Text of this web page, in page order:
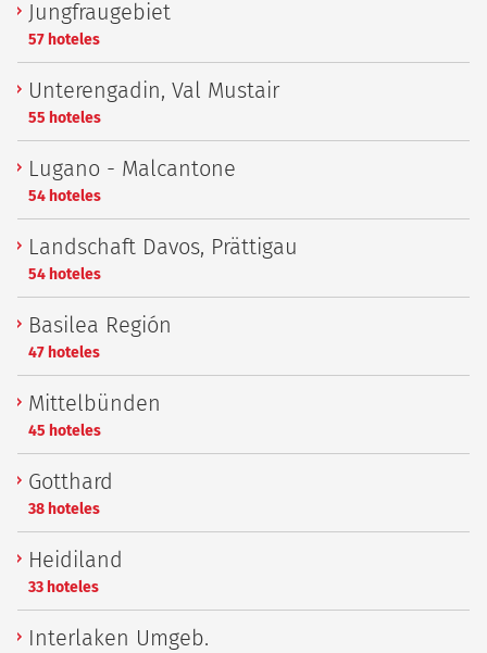
Jungfraugebiet
57 hoteles
Unterengadin, Val Mustair
55 hoteles
Lugano - Malcantone
54 hoteles
Landschaft Davos, Prättigau
54 hoteles
Basilea Región
47 hoteles
Mittelbünden
45 hoteles
Gotthard
38 hoteles
Heidiland
33 hoteles
Interlaken Umgeb.